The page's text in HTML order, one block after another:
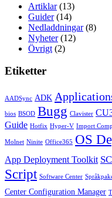
Artiklar(13)
Guider(14)
Nedladdningar(8)
Nyheter(12)
Övrigt (2)
Etiketter
AADSync ADK
bios BSOD Bugg Clavister
Guide Hotfix Hyper-V Import
Molnet Ninite Office365 OS
App Deployment Toolkit
Script Software Center
Center Configuration Manager